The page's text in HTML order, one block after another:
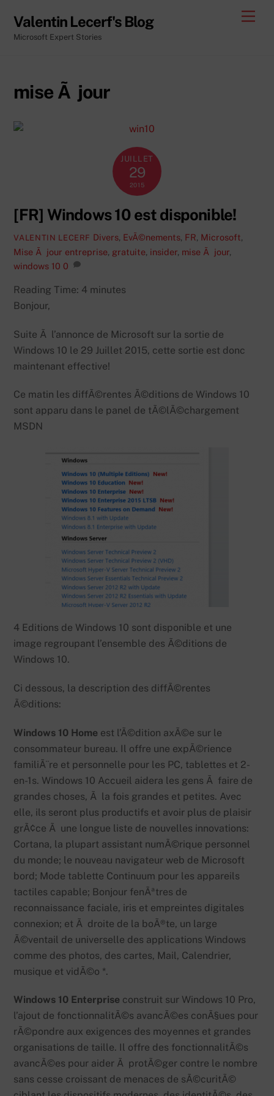
content
Valentin Lecerf's Blog
Microsoft Expert Stories
mise Ã jour
JUILLET
29
2015
[FR] Windows 10 est disponible!
VALENTIN LECERF Divers, EvÃ©nements, FR, Microsoft,
Mise Ã jour entreprise, gratuite, insider, mise Ã jour,
windows 10 0
Reading Time: 4 minutes
Bonjour,
Suite Ã l’annonce de Microsoft sur la sortie de
Windows 10 le 29 Juillet 2015, cette sortie est donc
maintenant effective!
Ce matin les diffÃ©rentes Ã©ditions de Windows 10
sont apparu dans le panel de tÃ©lÃ©chargement
MSDN
4 Editions de Windows 10 sont disponible et une
image regroupant l’ensemble des Ã©ditions de
Windows 10.
Ci dessous, la description des diffÃ©rentes
Ã©ditions:
Windows 10 Home est l’Ã©dition axÃ©e sur le
consommateur bureau. Il offre une expÃ©rience
familiÃ¨re et personnelle pour les PC, tablettes et 2-
en-1s. Windows 10 Accueil aidera les gens Ã faire de
grandes choses, Ã la fois grandes et petites. Avec
elle, ils seront plus productifs et avoir plus de plaisir
grÃ¢ce Ã une longue liste de nouvelles innovations:
Cortana, la plupart assistant numÃ©rique personnel
du monde; le nouveau navigateur web de Microsoft
bord; Mode tablette Continuum pour les appareils
tactiles capable; Bonjour fenÃªtres de
reconnaissance faciale, iris et empreintes digitales
connexion; et Ã droite de la boÃ®te, un large
Ã©ventail de universelle des applications Windows
comme des photos, des cartes, Mail, Calendrier,
musique et vidÃ©o *.
Windows 10 Enterprise construit sur Windows 10 Pro,
l’ajout de fonctionnalitÃ©s avancÃ©es conÃ§ues pour
rÃ©pondre aux exigences des moyennes et grandes
organisations de taille. Il offre des fonctionnalitÃ©s
avancÃ©es pour aider Ã protÃ©ger contre le nombre
sans cesse croissant de menaces de sÃ©curitÃ©